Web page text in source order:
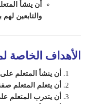
أن ينشأ
والتابعين
الأهداف الخاصة
أن ينشأ المتعلم
أن يتعلم المتعلم
أن يتدرب المتعلم